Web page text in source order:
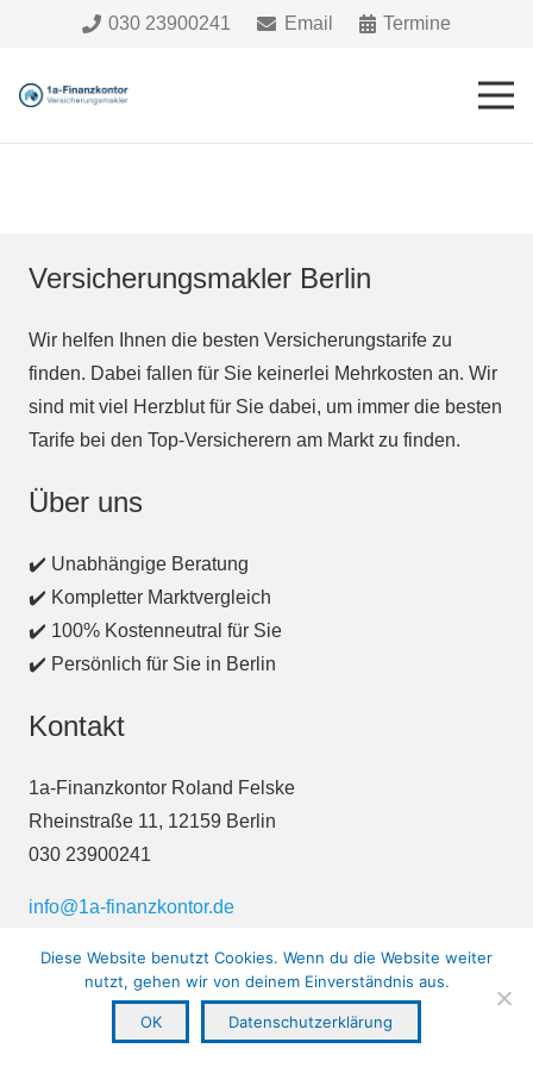
030 23900241 Email Termine
Versicherungsmakler Berlin
Wir helfen Ihnen die besten Versicherungstarife zu
finden. Dabei fallen für Sie keinerlei Mehrkosten an. Wir
sind mit viel Herzblut für Sie dabei, um immer die besten
Tarife bei den Top-Versicherern am Markt zu finden.
Über uns
✔️ Unabhängige Beratung
✔️ Kompletter Marktvergleich
✔️ 100% Kostenneutral für Sie
✔️ Persönlich für Sie in Berlin
Kontakt
1a-Finanzkontor Roland Felske
Rheinstraße 11, 12159 Berlin
030 23900241
info@1a-finanzkontor.de
Diese Website benutzt Cookies. Wenn du die Website weiter
nutzt, gehen wir von deinem Einverständnis aus.
OK Datenschutzerklärung